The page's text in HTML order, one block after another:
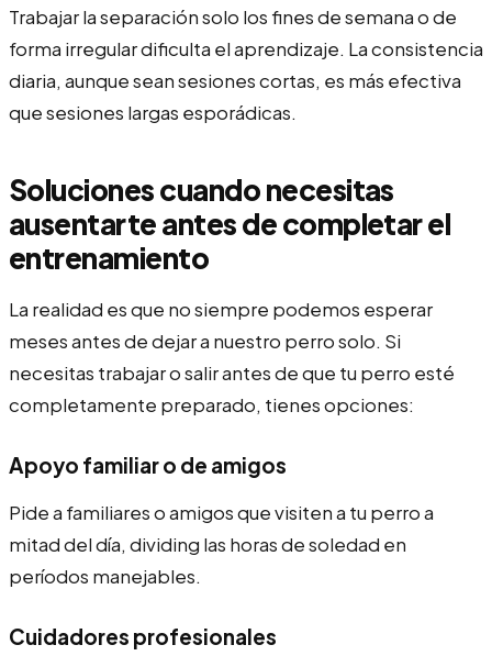
Trabajar la separación solo los fines de semana o de
forma irregular dificulta el aprendizaje. La consistencia
diaria, aunque sean sesiones cortas, es más efectiva
que sesiones largas esporádicas.
Soluciones cuando necesitas
ausentarte antes de completar el
entrenamiento
La realidad es que no siempre podemos esperar
meses antes de dejar a nuestro perro solo. Si
necesitas trabajar o salir antes de que tu perro esté
completamente preparado, tienes opciones:
Apoyo familiar o de amigos
Pide a familiares o amigos que visiten a tu perro a
mitad del día, dividing las horas de soledad en
períodos manejables.
Cuidadores profesionales